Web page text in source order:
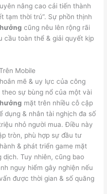
nâng cao cải tiến thành
tạm thời trú”. Sự phồn thịnh
cũng nêu lên rộng rãi
cầu toàn thể & giải quyết kịp
Mobile
mẽ & uy lực của công
sự bùng nổ của một vài
mặt trên nhiều cỗ cập
dụng & nhân tài nghịch đa số
nhỏ người mua. Điều này
tròn, phù hợp sự đầu tư
& phát triển game mặt
dịch. Tuy nhiên, cũng bao
nguy hiểm gây nghiện nếu
được thời gian & số quăng